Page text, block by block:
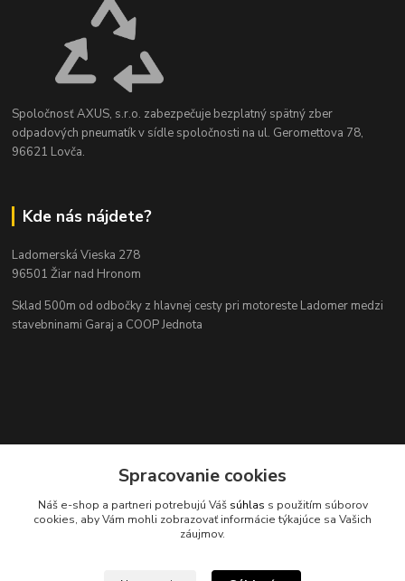
Spoločnosť AXUS, s.r.o. zabezpečuje bezplatný spätný zber
odpadových pneumatík v sídle spoločnosti na ul. Geromettova 78,
96621 Lovča.
Kde nás nájdete?
Ladomerská Vieska 278
96501 Žiar nad Hronom
Sklad 500m od odbočky z hlavnej cesty pri motoreste Ladomer medzi
stavebninami Garaj a COOP Jednota
Kontakty
Spracovanie cookies
Náš e-shop a partneri potrebujú Váš súhlas s použitím súborov
cookies, aby Vám mohli zobrazovať informácie týkajúce sa Vašich
záujmov.